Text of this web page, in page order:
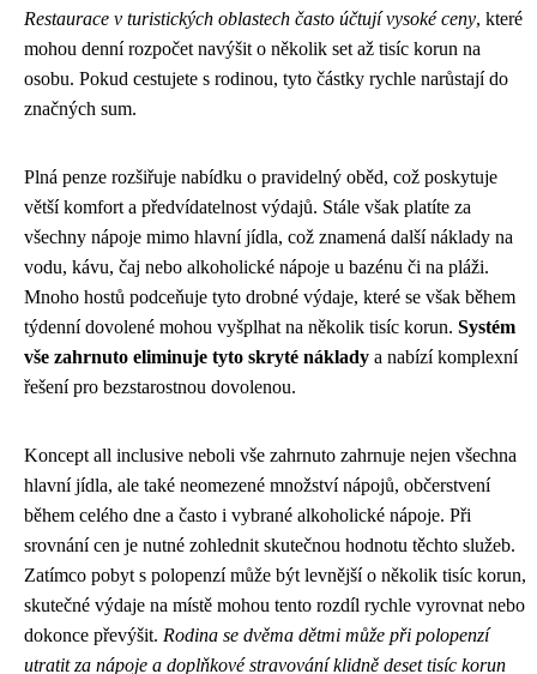
Restaurace v turistických oblastech často účtují vysoké ceny, které
mohou denní rozpočet navýšit o několik set až tisíc korun na
osobu. Pokud cestujete s rodinou, tyto částky rychle narůstají do
značných sum.
Plná penze rozšiřuje nabídku o pravidelný oběd, což poskytuje
větší komfort a předvídatelnost výdajů. Stále však platíte za
všechny nápoje mimo hlavní jídla, což znamená další náklady na
vodu, kávu, čaj nebo alkoholické nápoje u bazénu či na pláži.
Mnoho hostů podceňuje tyto drobné výdaje, které se však během
týdenní dovolené mohou vyšplhat na několik tisíc korun. Systém
vše zahrnuto eliminuje tyto skryté náklady a nabízí komplexní
řešení pro bezstarostnou dovolenou.
Koncept all inclusive neboli vše zahrnuto zahrnuje nejen všechna
hlavní jídla, ale také neomezené množství nápojů, občerstvení
během celého dne a často i vybrané alkoholické nápoje. Při
srovnání cen je nutné zohlednit skutečnou hodnotu těchto služeb.
Zatímco pobyt s polopenzí může být levnější o několik tisíc korun,
skutečné výdaje na místě mohou tento rozdíl rychle vyrovnat nebo
dokonce převýšit. Rodina se dvěma dětmi může při polopenzí
utratit za nápoje a doplňkové stravování klidně deset tisíc korun